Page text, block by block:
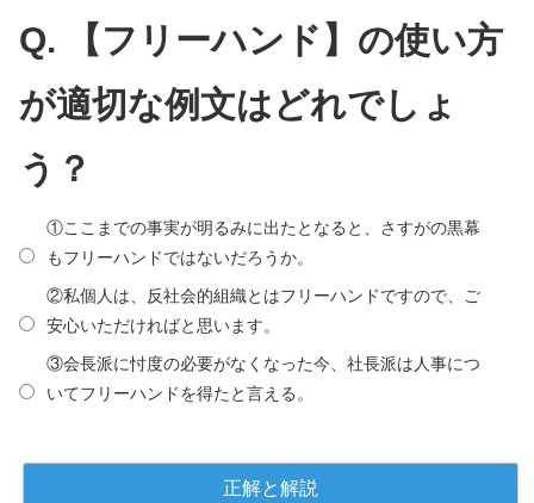
Q. 【フリーハンド】の使い方
が適切な例文はどれでしょ
う？
①ここまでの事実が明るみに出たとなると、さすがの黒幕
もフリーハンドではないだろうか。
②私個人は、反社会的組織とはフリーハンドですので、ご
安心いただければと思います。
③会長派に忖度の必要がなくなった今、社長派は人事につ
いてフリーハンドを得たと言える。